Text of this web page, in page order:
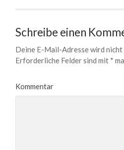
Schreibe einen
Deine E-Mail-Adresse wird
Erforderliche Felder sind mit *
Kommentar